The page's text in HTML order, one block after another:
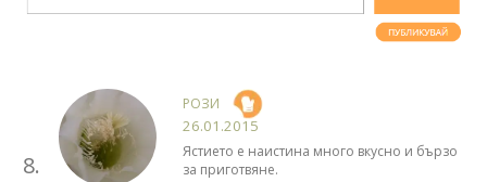
8.
РОЗИ
26.01.2015
Ястието е наистина много вкусно и бързо
за приготвяне.